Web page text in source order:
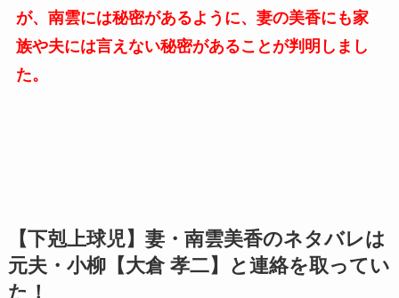
が、南雲には秘密があるように、妻の美香にも家
族や夫には言えない秘密があることが判明しまし
た。
【下剋上球児】妻・南雲美香のネタバレは
元夫・小柳【大倉 孝二】と連絡を取ってい
た！